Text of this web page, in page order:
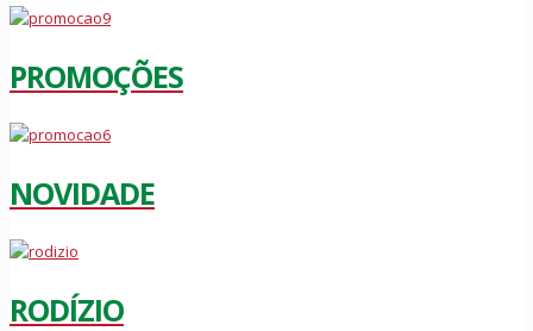
PROMOÇÕES
NOVIDADE
RODÍZIO